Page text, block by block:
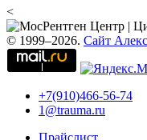
<
© 1999–2026. Сайт
+7(910)466-56-74
1@trauma.ru